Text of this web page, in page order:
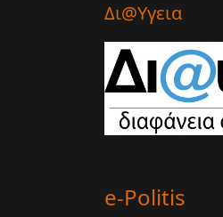
Δι@υγεια
e-Politis